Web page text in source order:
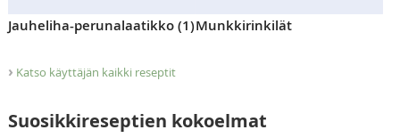
Jauheliha-perunalaatikko (1)Munkkirinkilät
› Katso käyttäjän kaikki reseptit
Suosikkireseptien kokoelmat